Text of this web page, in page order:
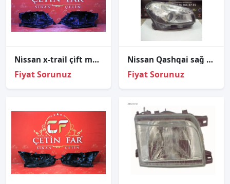
Ni̇ssan x-trai̇l çi̇ft mercek sağ sol far kasasi 2017-2020
Fiyat Sorunuz
Nissan Qashqai sağ ön far orjinal çıkma
Fiyat Sorunuz